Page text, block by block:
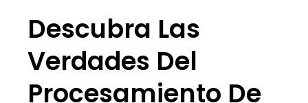
Descubra Las
Verdades Del
Procesamiento De